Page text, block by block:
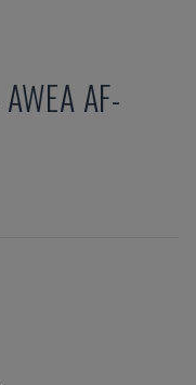
AWEA AF-